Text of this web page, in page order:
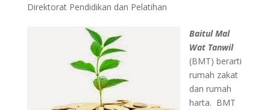
Direktorat Pendidikan dan Pelatihan
Baitul Mal
Wat Tanwil
(BMT) berarti
rumah zakat
dan rumah
harta. BMT